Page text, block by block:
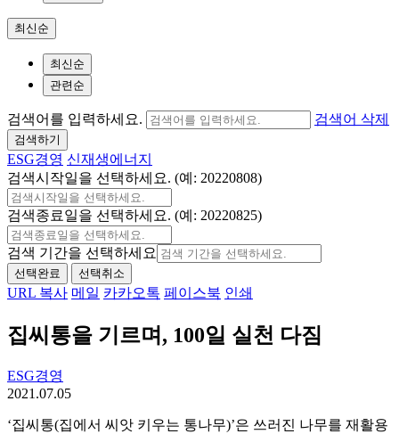
최신순
최신순
관련순
검색어를 입력하세요. 검색어 삭제
검색하기
ESG경영 신재생에너지
검색시작일을 선택하세요. (예: 20220808)
검색종료일을 선택하세요. (예: 20220825)
검색 기간을 선택하세요
선택완료 선택취소
URL 복사 메일 카카오톡 페이스북 인쇄
집씨통을 기르며, 100일 실천 다짐
ESG경영
2021.07.05
‘집씨통(집에서 씨앗 키우는 통나무)’은 쓰러진 나무를 재활용